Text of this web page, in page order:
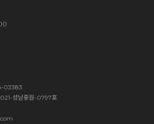
03383
성남중원-0797호